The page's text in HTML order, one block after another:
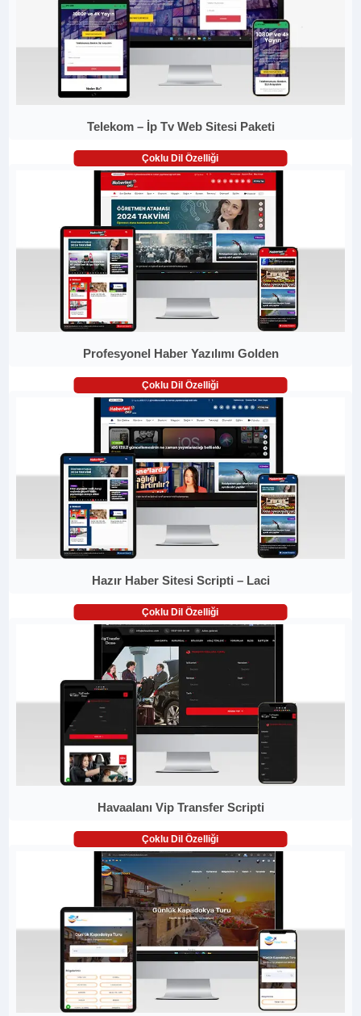
Telekom – İp Tv Web Sitesi Paketi
Çoklu Dil Özelliği
Profesyonel Haber Yazılımı Golden
Çoklu Dil Özelliği
Hazır Haber Sitesi Scripti – Laci
Çoklu Dil Özelliği
Havaalanı Vip Transfer Scripti
Çoklu Dil Özelliği